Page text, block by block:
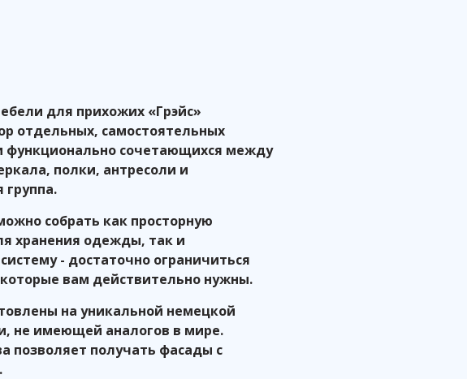
для прихожих «Грэйс»
отдельных, самостоятельных
функционально сочетающихся между
полки, антресоли и
собрать как просторную
хранения одежды, так и
- достаточно ограничиться
вам действительно нужны.
на уникальной немецкой
не имеющей аналогов в мире.
позволяет получать фасады с